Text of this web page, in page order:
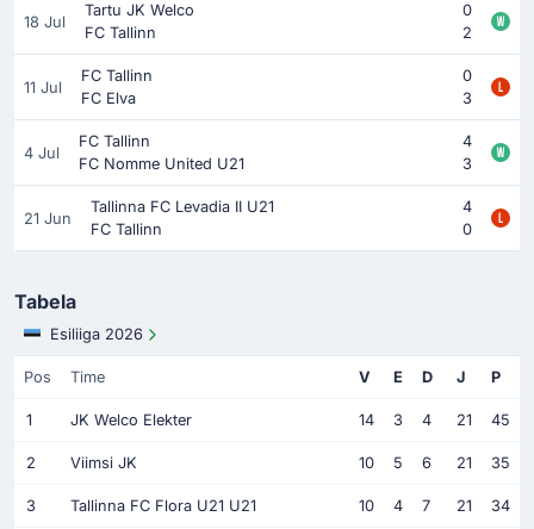
18 Jul
Tartu JK Welco
0
FC Tallinn
2
11 Jul
FC Tallinn
0
FC Elva
3
4 Jul
FC Tallinn
4
FC Nomme United U21
3
21 Jun
Tallinna FC Levadia II U21
4
FC Tallinn
0
Tabela
Esiliiga 2026
Pos Time V E D J P
1 JK Welco Elekter 14 3 4 21 45
2 Viimsi JK 10 5 6 21 35
3 Tallinna FC Flora U21 U21 10 4 7 21 34